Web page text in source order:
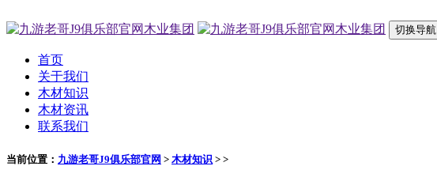
切换导航
首页
关于我们
木材知识
木材资讯
联系我们
当前位置： 九游老哥J9俱乐部官网 > 木材知识 > >